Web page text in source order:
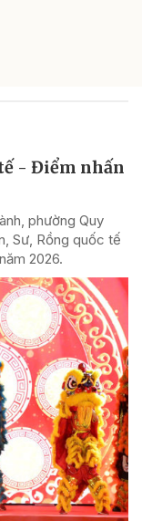
- Điểm nhấn
phường Quy
Sư, Rồng quốc tế
2026.